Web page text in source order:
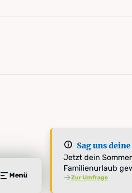
Menü
Sag uns
Jetzt dein
Familienurlaub
Zur Umfrage